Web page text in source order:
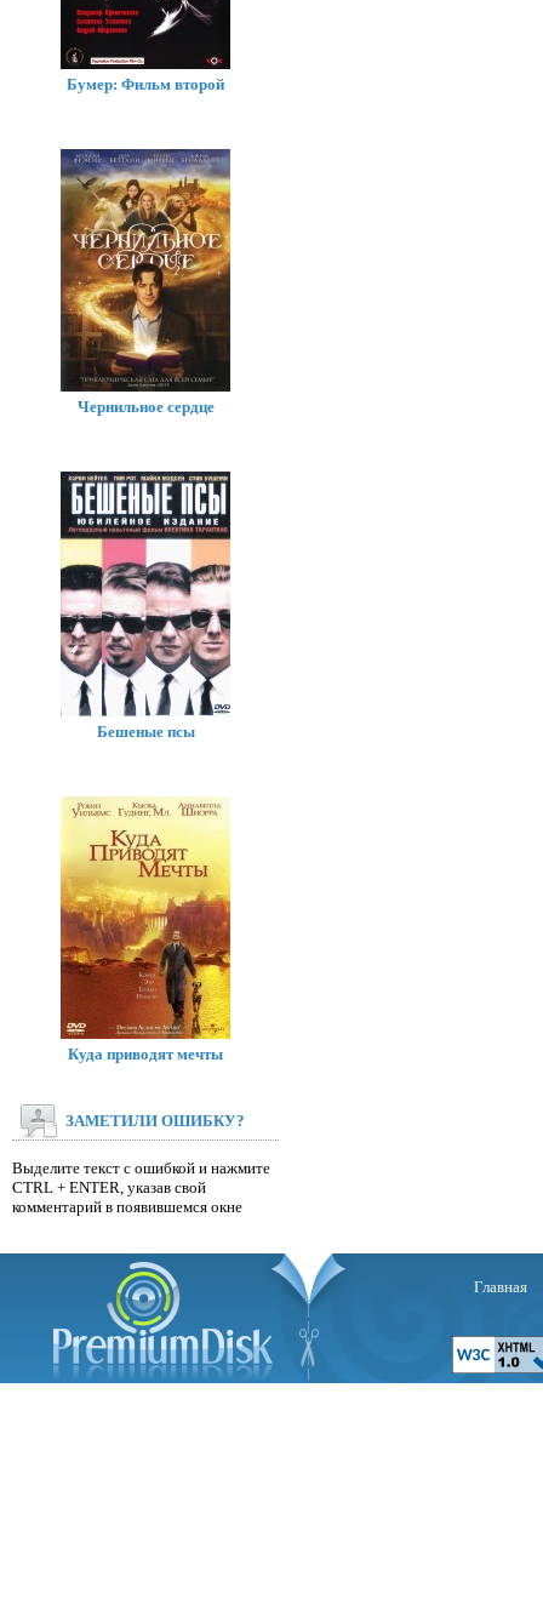
Бумер: Фильм второй
Чернильное сердце
Бешеные псы
Куда приводят мечты
ЗАМЕТИЛИ ОШИБКУ?
Выделите текст с ошибкой и нажмите
CTRL + ENTER, указав свой
комментарий в появившемся окне
Главная